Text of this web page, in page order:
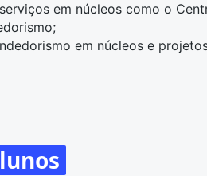
em núcleos como o
em núcleos e